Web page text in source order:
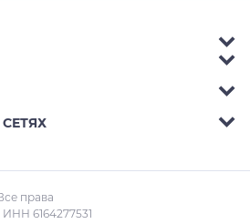
42-39
пр.Михаила Нагибина
права
6164277531